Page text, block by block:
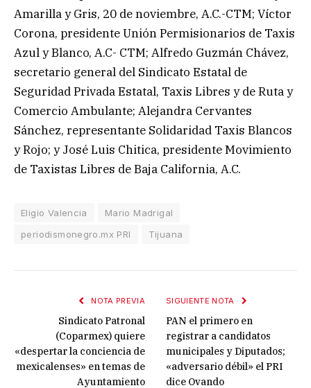
Amarilla y Gris, 20 de noviembre, A.C.-CTM; Víctor
Corona, presidente Unión Permisionarios de Taxis
Azul y Blanco, A.C- CTM; Alfredo Guzmán Chávez,
secretario general del Sindicato Estatal de
Seguridad Privada Estatal, Taxis Libres y de Ruta y
Comercio Ambulante; Alejandra Cervantes
Sánchez, representante Solidaridad Taxis Blancos
y Rojo; y José Luis Chitica, presidente Movimiento
de Taxistas Libres de Baja California, A.C.
Eligio Valencia
Mario Madrigal
periodismonegro.mx PRI
Tijuana
NOTA PREVIA
Sindicato Patronal
(Coparmex) quiere
«despertar la conciencia de
mexicalenses» en temas de
Ayuntamiento
SIGUIENTE NOTA
PAN el primero en
registrar a candidatos
municipales y Diputados;
«adversario débil» el PRI
dice Ovando